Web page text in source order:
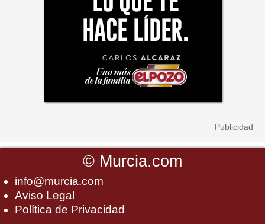
© Murcia.com
info@murcia.com
Aviso Legal
Política de Privacidad